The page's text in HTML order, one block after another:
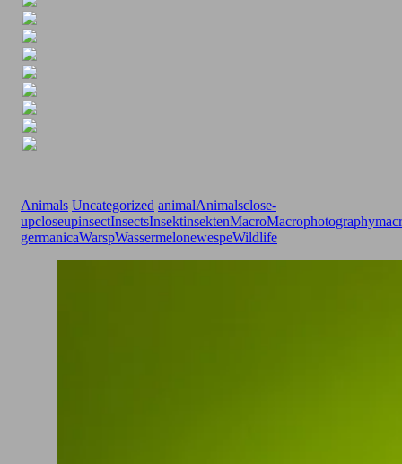
Animals Uncategorized animalAnimalsclose-
upcloseupinsectInsectsInsektinsektenMacroMacrophotography
germanicaWarspWassermelonewespeWildlife